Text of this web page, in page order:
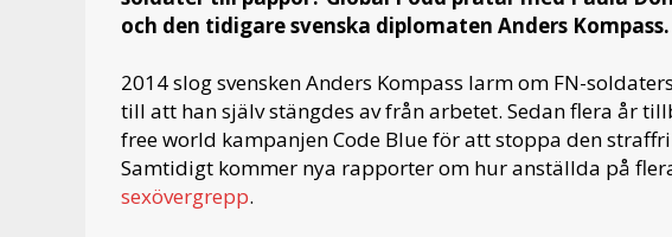
och den tidigare svenska diplomaten Anders Kompass.
2014 slog svensken Anders Kompass larm om FN-
till att han själv stängdes av från arbetet. Sedan flera år
free world kampanjen Code Blue för att stoppa den
Samtidigt kommer nya rapporter om hur anställda på
sexövergrepp.